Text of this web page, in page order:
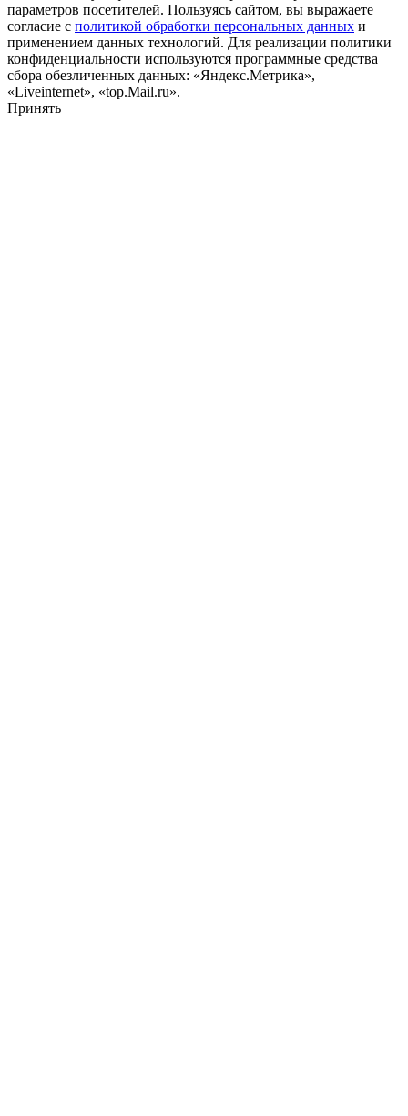
параметров посетителей. Пользуясь сайтом, вы выражаете
согласие с политикой обработки персональных данных и
применением данных технологий. Для реализации политики
конфиденциальности используются программные средства
сбора обезличенных данных: «Яндекс.Метрика»,
«Liveinternet», «top.Mail.ru».
Принять